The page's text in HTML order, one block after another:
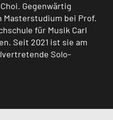
Gegenwärtig
Masterstudium bei Prof.
für Musik Carl
Seit 2021 ist sie am
Solo-